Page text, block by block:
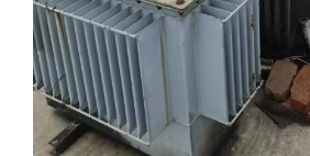
担保、保证、承诺，具体处置物资以委
按委托方的要求进行处置、清理、运输。
九、本次竞价是最高价审批。
十、其他特殊事项
需要带上个人